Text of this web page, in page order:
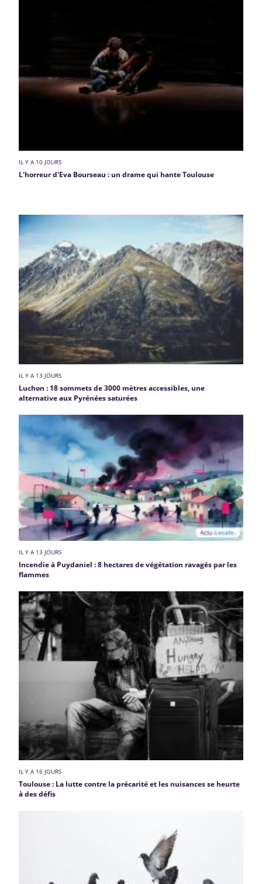
IL Y A 10 JOURS
L'horreur d'Eva Bourseau : un drame qui hante Toulouse
IL Y A 13 JOURS
Luchon : 18 sommets de 3000 mètres accessibles, une
alternative aux Pyrénées saturées
IL Y A 13 JOURS
Incendie à Puydaniel : 8 hectares de végétation ravagés par les
flammes
IL Y A 16 JOURS
Toulouse : La lutte contre la précarité et les nuisances se heurte
à des défis